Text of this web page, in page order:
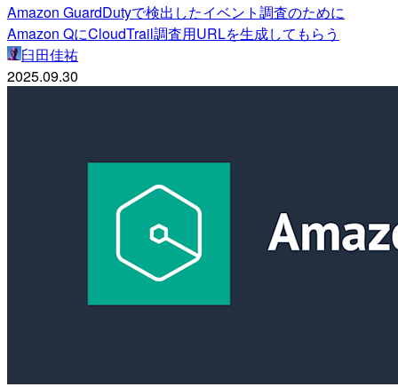
Amazon GuardDutyで検出したイベント調査のために
Amazon QにCloudTrail調査用URLを生成してもらう
臼田佳祐
2025.09.30